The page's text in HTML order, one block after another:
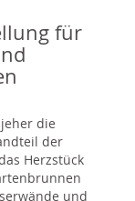
für
die
der
Herzstück
und